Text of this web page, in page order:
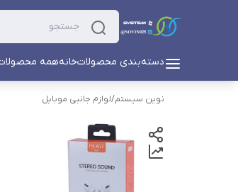
دسته‌بندی محصولاتخانههمه
نوین سیستم/لوازم جانبی موبایل